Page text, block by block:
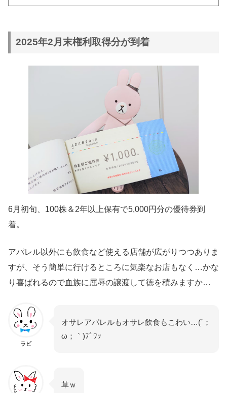
2025年2月末権利取得分が到着
6月初旬、100株＆2年以上保有で5,000円分の優待券到
着。
アパレル以外にも飲食など使える店舗が広がりつつありま
すが、そう簡単に行けるところに気楽なお店もなく…かな
り喜ばれるので血族に屈辱の譲渡して徳を積みますか…
ラビ
オサレアパレルもオサレ飲食もこわい…(´；
ω；｀)ﾌﾞﾜｯ
草ｗ